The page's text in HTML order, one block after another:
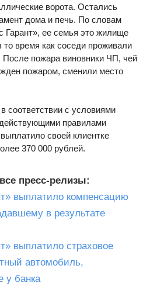
ворота. Остались
дома и печь. По словам
Гарант», ее семья это жилище
то время как соседи проживали
После пожара виновники ЧП, чей
пожаром, сменили место
соответствии с условиями
правилами
своей клиентке
370 000 рублей.
пресс-релизы:
выплатило компенсацию
в результате
выплатило страховое
автомобиль,
у банка